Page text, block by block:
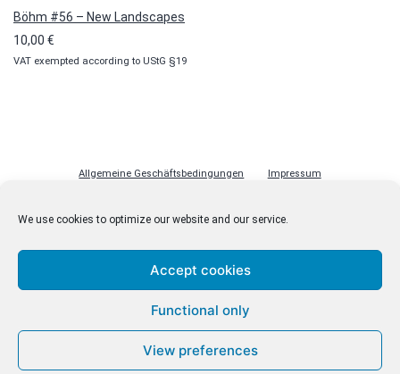
We use cookies to optimize our website and our service.
Accept cookies
Functional only
View preferences
Böhm #56 – New Landscapes
10,00 €
VAT exempted according to UStG §19
Allgemeine Geschäftsbedingungen Impressum